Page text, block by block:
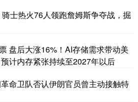
士热火76人领跑詹姆斯争夺战，掘
盘后大涨16%！AI存储需求带动美
计内存紧张持续至2027年以后
命卫队否认伊朗官员曾主动接触特